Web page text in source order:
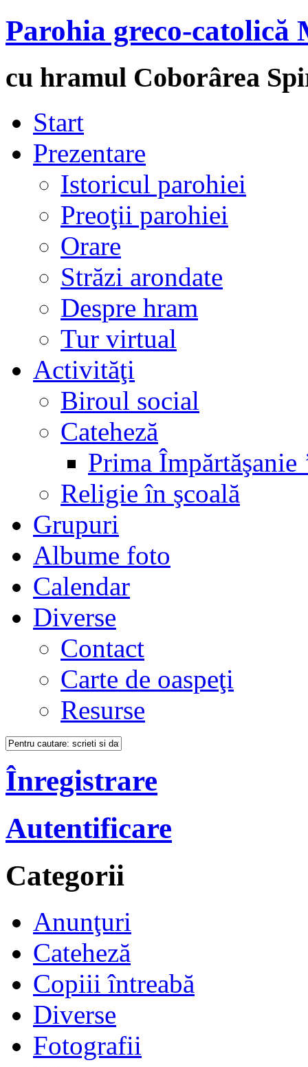
Parohia greco-catolică
cu hramul Coborârea
Start
Prezentare
Istoricul parohiei
Preoţii parohiei
Orare
Străzi arondate
Despre hram
Tur virtual
Activităţi
Biroul social
Cateheză
Prima Împărtăşanie
Religie în şcoală
Grupuri
Albume foto
Calendar
Diverse
Contact
Carte de oaspeţi
Resurse
Înregistrare
Autentificare
Categorii
Anunţuri
Cateheză
Copiii întreabă
Diverse
Fotografii